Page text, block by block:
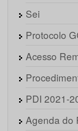
Sei
Protocolo
Acesso
PDI 2021-
Agenda do